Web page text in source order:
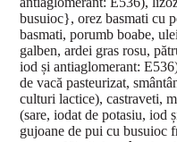
busuioc}, orez basmati cu
basmati, porumb boabe,
galben, ardei gras rosu,
iod și antiaglomerant:
de vacă pasteurizat,
culturi lactice), castraveti,
(sare, iodat de potasiu, iod
gujoane de pui cu busuioc